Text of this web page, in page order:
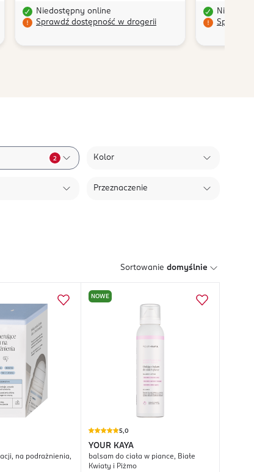
Niedostępny online
Sprawdź dostępność w drogerii
Sprawdź
2 Kolor
Przeznaczenie
Sortowanie domyślnie
na podrażnienia,
NOWE
5,0
YOUR KAYA
balsam do ciała w piance, Białe
Kwiaty i Piżmo